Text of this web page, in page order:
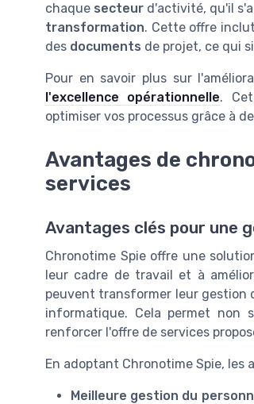
chaque secteur d'activité, qu'il
transformation. Cette offre
des documents de projet, ce qui
Pour en savoir plus sur
l'excellence opérationnelle.
optimiser vos processus grâce à
Avantages de
services
Avantages clés pour une
Chronotime Spie offre une
leur cadre de travail et à
peuvent transformer leur gestion
informatique. Cela permet non
renforcer l'offre de services
En adoptant Chronotime Spie,
Meilleure gestion du